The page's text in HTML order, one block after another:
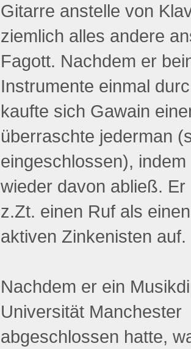
Gitarre anstelle von
ziemlich alles andere
Fagott. Nachdem er
Instrumente einmal
kaufte sich Gawain
überraschte jederman
eingeschlossen), indem
wieder davon abließ. Er
z.Zt. einen Ruf als
aktiven Zinkenisten auf.
Nachdem er ein
Universität Manchester
abgeschlossen hatte,